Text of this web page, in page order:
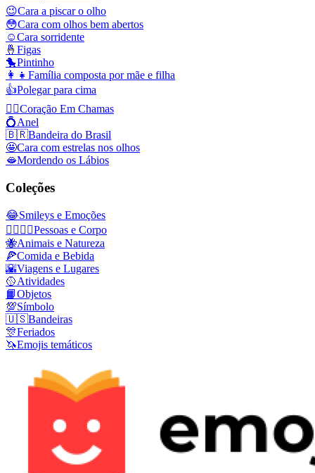
😉Cara a piscar o olho
😳Cara com olhos bem abertos
☺️Cara sorridente
🤞 Figas
🐤Pintinho
👩‍👧 Família composta por mãe e filha
👍Polegar para cima
❤️‍🔥Coração Em Chamas
💍Anel
🇧🇷Bandeira do Brasil
🤩Cara com estrelas nos olhos
🫦Mordendo os Lábios
Coleções
😂Smileys e Emoções
👩‍❤️‍💋‍👨Pessoas e Corpo
🐝Animais e Natureza
🍕Comida e Bebida
🌇Viagens e Lugares
🥎Atividades
📙Objetos
💯Símbolo
🇺🇸Bandeiras
🎊Feriados
🦄Emojis temáticos